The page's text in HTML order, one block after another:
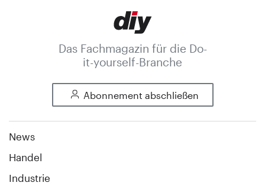
Das Fachmagazin für die Do-
it-yourself-Branche
Abonnement abschließen
News
Handel
Industrie